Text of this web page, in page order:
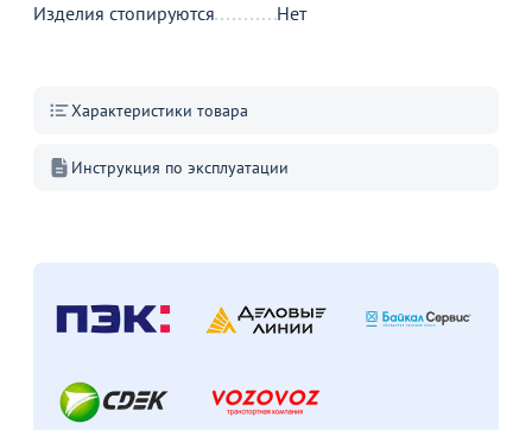
Изделия стопируются Нет
Характеристики товара
Инструкция по эксплуатации
8 890₽
Стул Элис Бар кросс конус,
бежевый
В корзину
Стул Бастер, стальной каркас
В корзину
Акции для вас